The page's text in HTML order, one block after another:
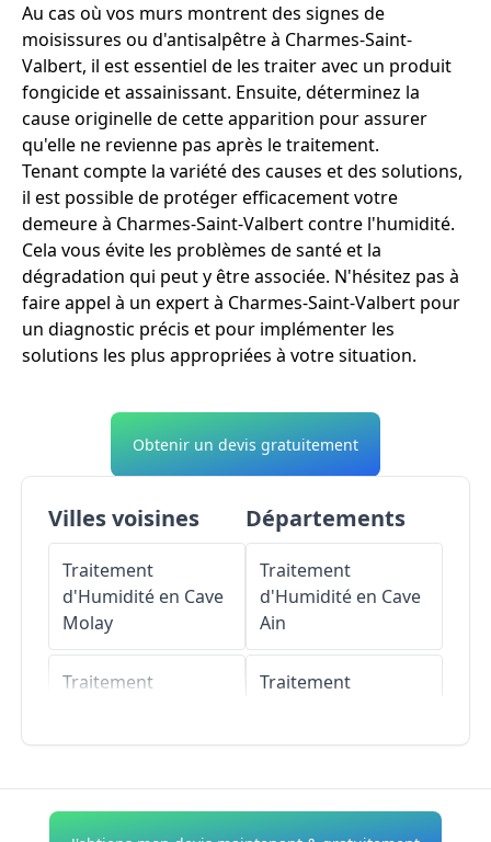
Au cas où vos murs montrent des signes de
moisissures ou d'antisalpêtre à Charmes-Saint-
Valbert, il est essentiel de les traiter avec un produit
fongicide et assainissant. Ensuite, déterminez la
cause originelle de cette apparition pour assurer
qu'elle ne revienne pas après le traitement.
Tenant compte la variété des causes et des solutions,
il est possible de protéger efficacement votre
demeure à Charmes-Saint-Valbert contre l'humidité.
Cela vous évite les problèmes de santé et la
dégradation qui peut y être associée. N'hésitez pas à
faire appel à un expert à Charmes-Saint-Valbert pour
un diagnostic précis et pour implémenter les
solutions les plus appropriées à votre situation.
Obtenir un devis gratuitement
Villes voisines
Traitement
d'Humidité en Cave
Molay
Traitement
Départements
Traitement
d'Humidité en Cave
Ain
Traitement
Traitement